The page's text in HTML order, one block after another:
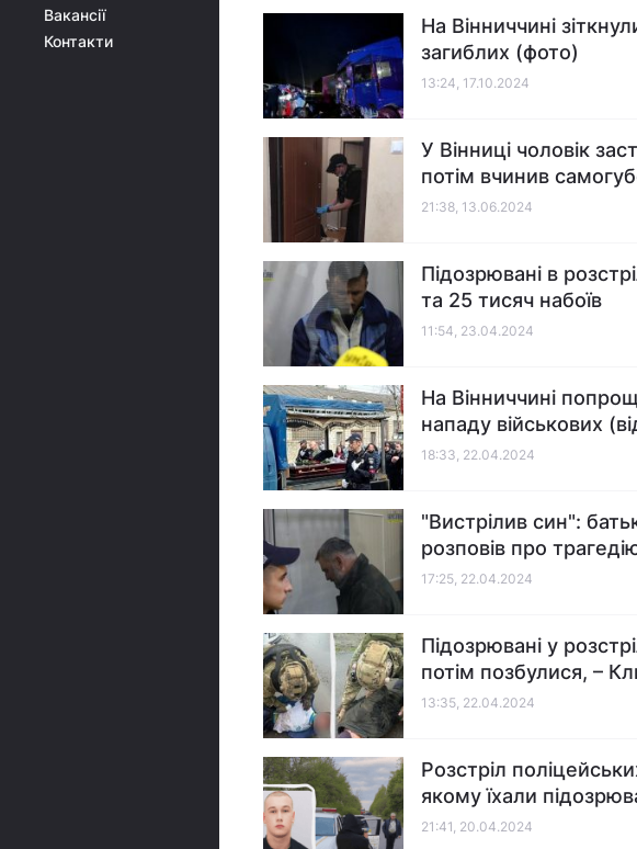
Вакансії
Контакти
На Вінниччині
загиблих (фото)
13:24, 17.10.2024
У Вінниці чоловік
потім вчинив
21:38, 13.06.2024
Підозрювані в
та 25 тисяч набоїв
11:54, 23.04.2024
На Вінниччині
нападу військових
18:33, 22.04.2024
"Вистрілив син":
розповів про
17:25, 22.04.2024
Підозрювані у
потім позбулися, –
13:35, 22.04.2024
Розстріл
якому їхали
21:41, 20.04.2024